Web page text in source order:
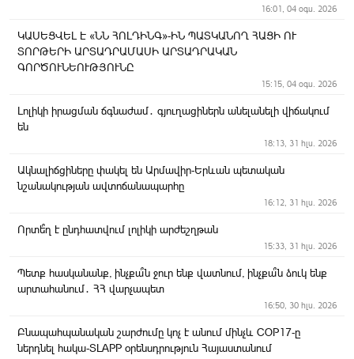
16:01, 04 օգս. 2026
ԿԱՍԵՑՎԵԼ Է «ՆՆ ՀՈԼԴԻՆԳ»-ԻՆ ՊԱՏԿԱՆՈՂ ՀԱՑԻ ՈՒ
ՏՈՐԹԵՐԻ ԱՐՏԱԴՐԱՄԱՍԻ ԱՐՏԱԴՐԱԿԱՆ
ԳՈՐԾՈՒՆԵՈՒԹՅՈՒՆԸ
15:15, 04 օգս. 2026
Լոլիկի իրացման ճգնաժամ․ գյուղացիներն անելանելի վիճակում
են
18:13, 31 հլս. 2026
Ակնալիճցիները փակել են Արմավիր-Երևան պետական
նշանակության ավտոճանապարհը
16:12, 31 հլս. 2026
Որտե՞ղ է ընդհատվում լոլիկի արժեշղթան
15:33, 31 հլս. 2026
Պետք հասկանանք, ինչքա՞ն ջուր ենք վատնում, ինչքա՞ն ձուկ ենք
արտահանում․ ՀՀ վարչապետ
16:50, 30 հլս. 2026
Բնապահպանական շարժումը կոչ է անում մինչև COP17-ը
ներդնել հակա-SLAPP օրենսդրություն Հայաստանում